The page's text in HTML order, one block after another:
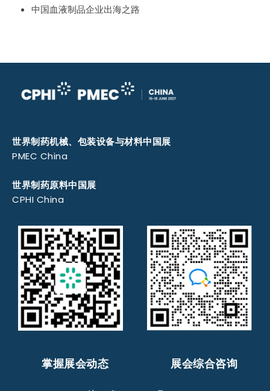
中国血液制品企业出海之路
世界制药机械、包装设备与材料中国展
PMEC China
世界制药原料中国展
CPHI China
掌握展会动态 展会综合咨询